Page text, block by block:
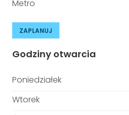
Metro
ZAPLANUJ
Godziny otwarcia
Poniedziałek
Wtorek